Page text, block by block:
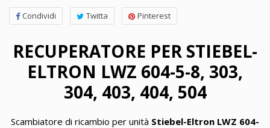
Condividi Twitta Pinterest
RECUPERATORE PER STIEBEL-
ELTRON LWZ 604-5-8, 303,
304, 403, 404, 504
Scambiatore di ricambio per unità Stiebel-Eltron LWZ 604-